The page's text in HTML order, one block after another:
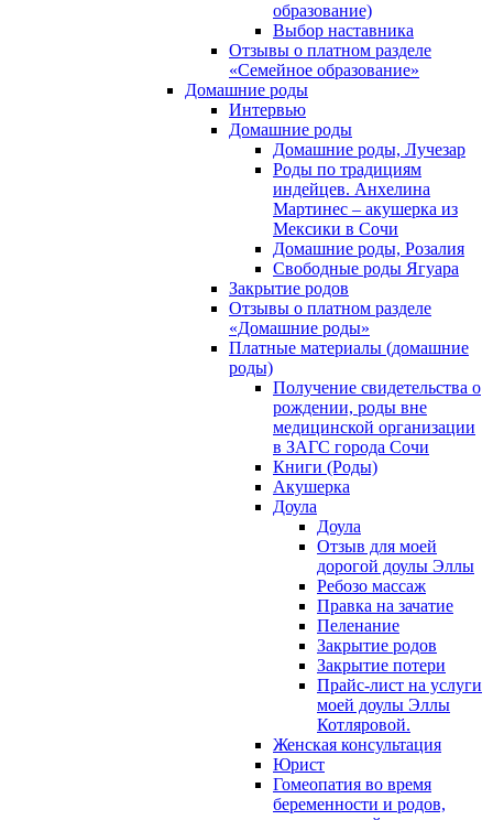
образование)
Выбор наставника
Отзывы о платном разделе
«Семейное образование»
Домашние роды
Интервью
Домашние роды
Домашние роды, Лучезар
Роды по традициям
индейцев. Анхелина
Мартинес – акушерка из
Мексики в Сочи
Домашние роды, Розалия
Свободные роды Ягуара
Закрытие родов
Отзывы о платном разделе
«Домашние роды»
Платные материалы (домашние
роды)
Получение свидетельства о
рождении, роды вне
медицинской организации
в ЗАГС города Сочи
Книги (Роды)
Акушерка
Доула
Доула
Отзыв для моей
дорогой доулы Эллы
Ребозо массаж
Правка на зачатие
Пеленание
Закрытие родов
Закрытие потери
Прайс-лист на услуги
моей доулы Эллы
Котляровой.
Женская консультация
Юрист
Гомеопатия во время
беременности и родов,